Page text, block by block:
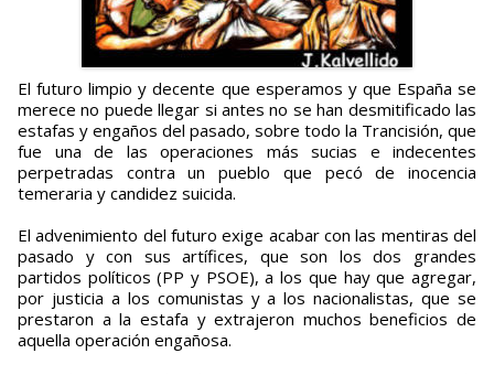
El futuro limpio y decente que esperamos y que España se
merece no puede llegar si antes no se han desmitificado las
estafas y engaños del pasado, sobre todo la Trancisión, que
fue una de las operaciones más sucias e indecentes
perpetradas contra un pueblo que pecó de inocencia
temeraria y candidez suicida.
El advenimiento del futuro exige acabar con las mentiras del
pasado y con sus artífices, que son los dos grandes
partidos políticos (PP y PSOE), a los que hay que agregar,
por justicia a los comunistas y a los nacionalistas, que se
prestaron a la estafa y extrajeron muchos beneficios de
aquella operación engañosa.